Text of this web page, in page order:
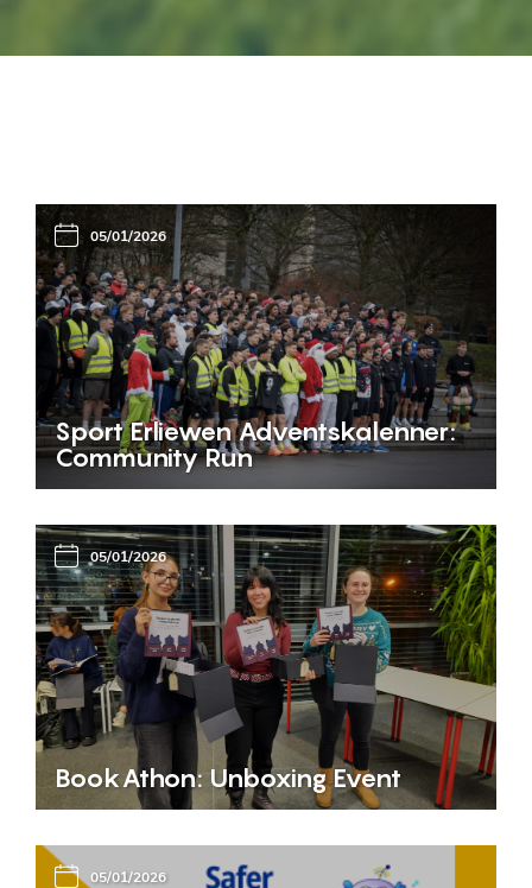
05/01/2026
Sport Erliewen Adventskalenner:
Community Run
05/01/2026
BookAthon: Unboxing Event
05/01/2026